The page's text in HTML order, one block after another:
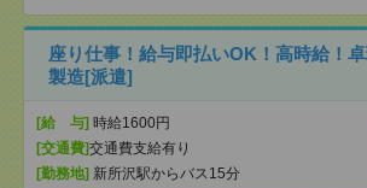
座り仕事！給与即払いOK！高時給！
製造[派遣]
[給 与] 時給1600円
[交通費]交通費支給有り
[勤務地] 新所沢駅からバス15分